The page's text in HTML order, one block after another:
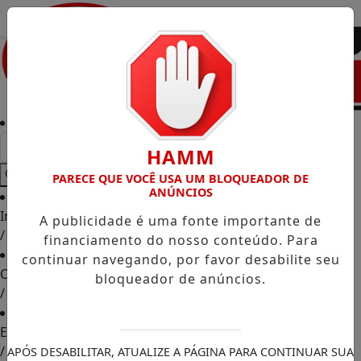
Início
/
Classificados
/
Empregos
/
HAMM
PARECE QUE VOCÊ USA UM BLOQUEADOR DE
ANÚNCIOS
A publicidade é uma fonte importante de
financiamento do nosso conteúdo. Para
continuar navegando, por favor desabilite seu
bloqueador de anúncios.
APÓS DESABILITAR, ATUALIZE A PÁGINA PARA CONTINUAR SUA